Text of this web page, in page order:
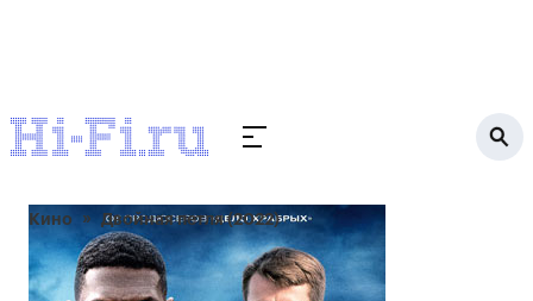
Кино Двойная петля (2022)